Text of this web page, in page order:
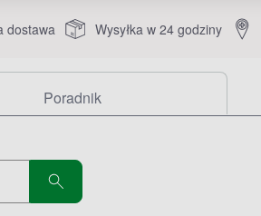
dostawa Wysyłka w 24 godziny
Poradnik